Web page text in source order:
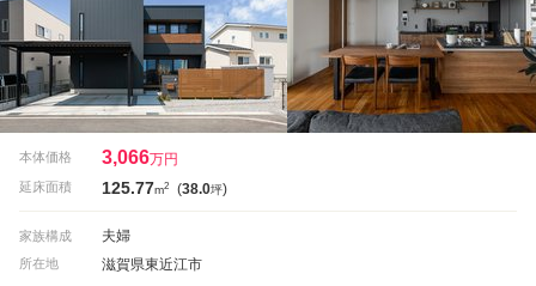
本体価格 3,066万円
延床面積 125.77m2 (38.0坪)
家族構成 夫婦
所在地 滋賀県東近江市